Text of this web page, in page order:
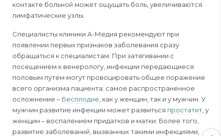
контакте больной может ощущать боль, увеличиваются
лимфатические узлы.
Специалисты клиники А-Медия рекомендуют при
появлении первых признаков заболевания сразу
обращаться к специалистам. При затягивании с
посещением к венерологу, инфекции передающиеся
половым путем могут провоцировать общее поражение
всего организма пациента: самое распространенное
осложнение – Бесплодие , как у женщин, так и у мужчин. У
мужчин развитие инфекции может развиться простатит , у
женщин – воспалением придатков и матки. Более того,
развитие заболеваний, вызванных такими инфекциями,